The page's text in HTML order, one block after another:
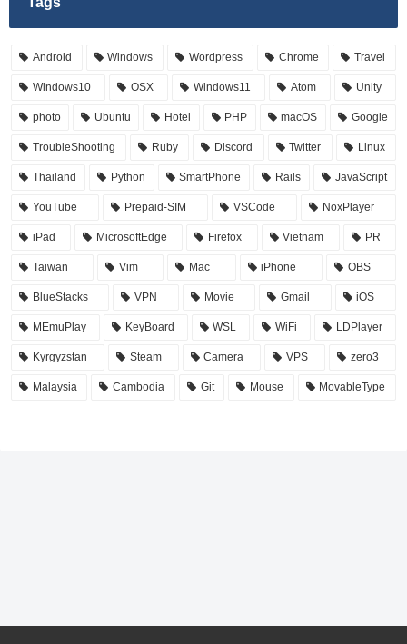
Android Windows Wordpress Chrome Travel
Windows10 OSX Windows11 Atom Unity
photo Ubuntu Hotel PHP macOS Google
TroubleShooting Ruby Discord Twitter Linux
Thailand Python SmartPhone Rails JavaScript
YouTube Prepaid-SIM VSCode NoxPlayer
iPad MicrosoftEdge Firefox Vietnam PR
Taiwan Vim Mac iPhone OBS
BlueStacks VPN Movie Gmail iOS
MEmuPlay KeyBoard WSL WiFi LDPlayer
Kyrgyzstan Steam Camera VPS zero3
Malaysia Cambodia Git Mouse MovableType